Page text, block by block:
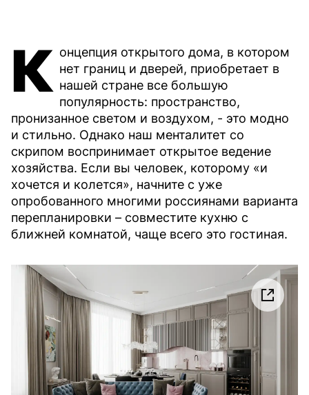
К онцепция открытого дома, в котором
нет границ и дверей, приобретает в
нашей стране все большую
популярность: пространство,
пронизанное светом и воздухом, - это модно
и стильно. Однако наш менталитет со
скрипом воспринимает открытое ведение
хозяйства. Если вы человек, которому «и
хочется и колется», начните с уже
опробованного многими россиянами варианта
перепланировки – совместите кухню с
ближней комнатой, чаще всего это гостиная.